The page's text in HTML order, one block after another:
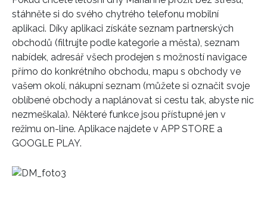
stáhněte si do svého chytrého telefonu mobilní
aplikaci. Díky aplikaci získáte seznam partnerských
obchodů (filtrujte podle kategorie a města), seznam
nabídek, adresář všech prodejen s možností navigace
přímo do konkrétního obchodu, mapu s obchody ve
vašem okolí, nákupní seznam (můžete si označit svoje
oblíbené obchody a naplánovat si cestu tak, abyste nic
nezmeškala). Některé funkce jsou přístupné jen v
režimu on-line. Aplikace najdete v APP STORE a
GOOGLE PLAY.